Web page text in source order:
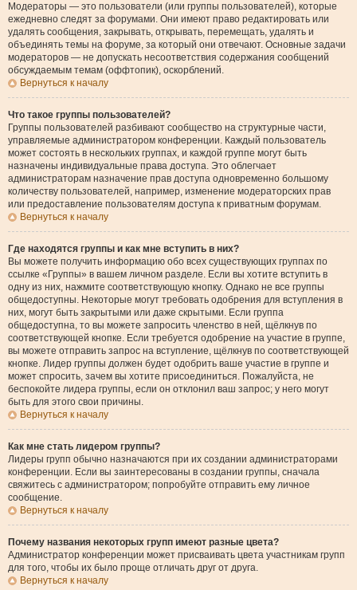
Модераторы — это пользователи (или группы пользователей), которые
ежедневно следят за форумами. Они имеют право редактировать или
удалять сообщения, закрывать, открывать, перемещать, удалять и
объединять темы на форуме, за который они отвечают. Основные задачи
модераторов — не допускать несоответствия содержания сообщений
обсуждаемым темам (оффтопик), оскорблений.
Вернуться к началу
Что такое группы пользователей?
Группы пользователей разбивают сообщество на структурные части,
управляемые администратором конференции. Каждый пользователь
может состоять в нескольких группах, и каждой группе могут быть
назначены индивидуальные права доступа. Это облегчает
администраторам назначение прав доступа одновременно большому
количеству пользователей, например, изменение модераторских прав
или предоставление пользователям доступа к приватным форумам.
Вернуться к началу
Где находятся группы и как мне вступить в них?
Вы можете получить информацию обо всех существующих группах по
ссылке «Группы» в вашем личном разделе. Если вы хотите вступить в
одну из них, нажмите соответствующую кнопку. Однако не все группы
общедоступны. Некоторые могут требовать одобрения для вступления в
них, могут быть закрытыми или даже скрытыми. Если группа
общедоступна, то вы можете запросить членство в ней, щёлкнув по
соответствующей кнопке. Если требуется одобрение на участие в группе,
вы можете отправить запрос на вступление, щёлкнув по соответствующей
кнопке. Лидер группы должен будет одобрить ваше участие в группе и
может спросить, зачем вы хотите присоединиться. Пожалуйста, не
беспокойте лидера группы, если он отклонил ваш запрос; у него могут
быть для этого свои причины.
Вернуться к началу
Как мне стать лидером группы?
Лидеры групп обычно назначаются при их создании администраторами
конференции. Если вы заинтересованы в создании группы, сначала
свяжитесь с администратором; попробуйте отправить ему личное
сообщение.
Вернуться к началу
Почему названия некоторых групп имеют разные цвета?
Администратор конференции может присваивать цвета участникам групп
для того, чтобы их было проще отличать друг от друга.
Вернуться к началу